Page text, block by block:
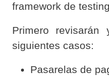
framework de
Primero
siguientes casos:
Pasarelas de